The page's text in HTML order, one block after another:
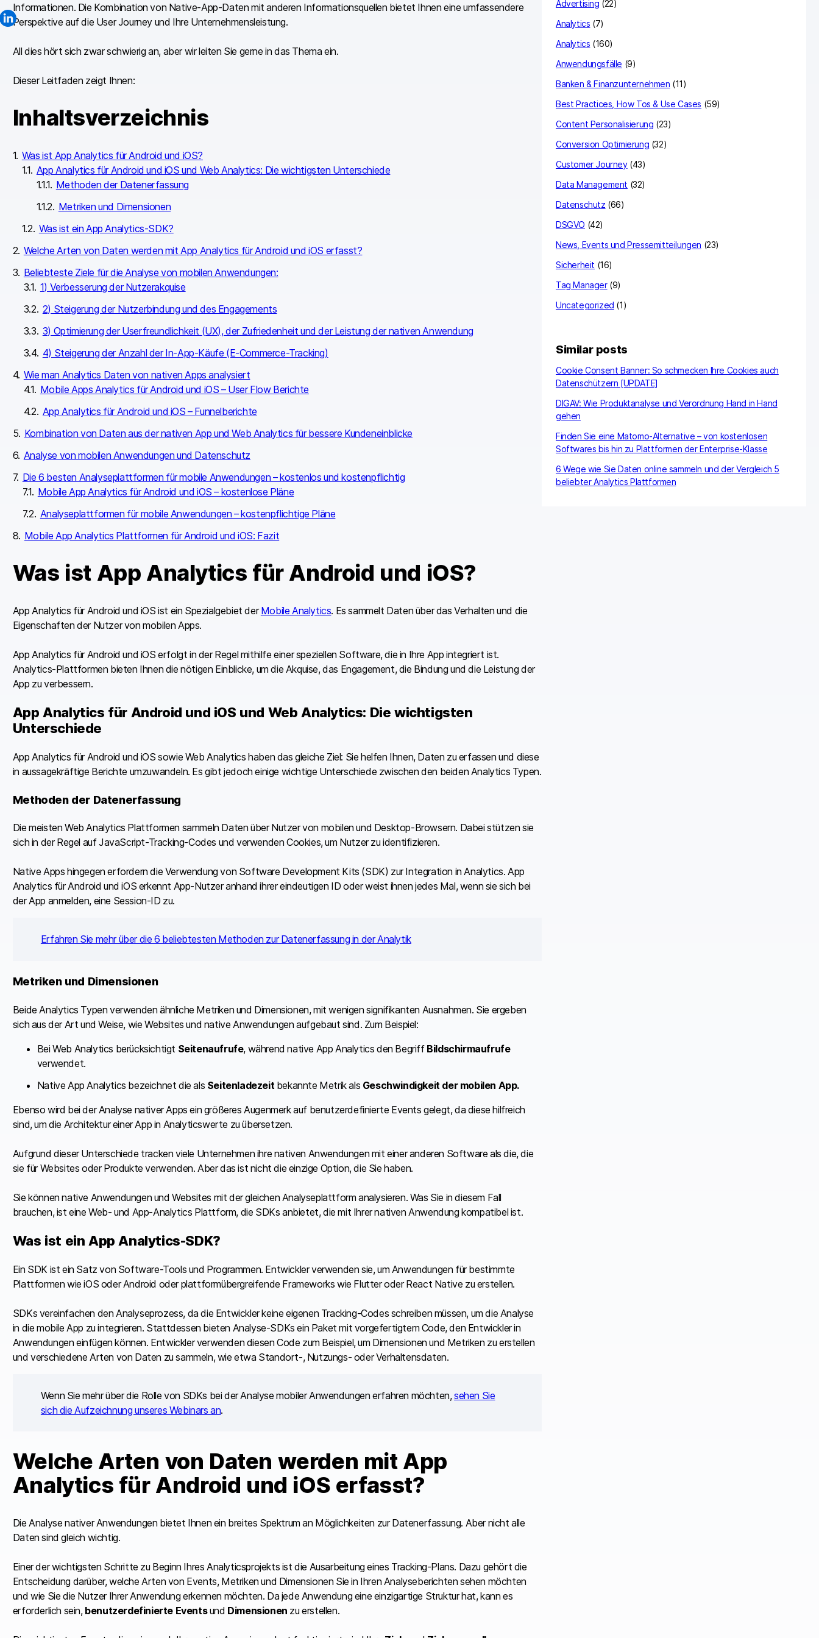
Informationen. Die Kombination von Native-App-Daten mit anderen Informationsquellen bietet Ihnen eine umfassendere
Perspektive auf die User Journey und Ihre Unternehmensleistung.
All dies hört sich zwar schwierig an, aber wir leiten Sie gerne in das Thema ein.
Dieser Leitfaden zeigt Ihnen:
Inhaltsverzeichnis
Was ist App Analytics für Android und iOS?
App Analytics für Android und iOS und Web Analytics: Die wichtigsten Unterschiede
Methoden der Datenerfassung
Metriken und Dimensionen
Was ist ein App Analytics-SDK?
Welche Arten von Daten werden mit App Analytics für Android und iOS erfasst?
Beliebteste Ziele für die Analyse von mobilen Anwendungen:
1) Verbesserung der Nutzerakquise
2) Steigerung der Nutzerbindung und des Engagements
3) Optimierung der Userfreundlichkeit (UX), der Zufriedenheit und der Leistung der nativen Anwendung
4) Steigerung der Anzahl der In-App-Käufe (E-Commerce-Tracking)
Wie man Analytics Daten von nativen Apps analysiert
Mobile Apps Analytics für Android und iOS – User Flow Berichte
App Analytics für Android und iOS – Funnelberichte
Kombination von Daten aus der nativen App und Web Analytics für bessere Kundeneinblicke
Analyse von mobilen Anwendungen und Datenschutz
Die 6 besten Analyseplattformen für mobile Anwendungen – kostenlos und kostenpflichtig
Mobile App Analytics für Android und iOS – kostenlose Pläne
Analyseplattformen für mobile Anwendungen – kostenpflichtige Pläne
Mobile App Analytics Plattformen für Android und iOS: Fazit
Was ist App Analytics für Android und iOS?
App Analytics für Android und iOS ist ein Spezialgebiet derMobile Analytics. Es sammelt Daten über das Verhalten und die
Eigenschaften der Nutzer von mobilen Apps.
App Analytics für Android und iOS erfolgt in der Regel mithilfe einer speziellen Software, die in Ihre App integriert ist.
Analytics-Plattformen bieten Ihnen die nötigen Einblicke, um die Akquise, das Engagement, die Bindung und die Leistung der
App zu verbessern.
App Analytics für Android und iOS und Web Analytics: Die wichtigsten
Unterschiede
App Analytics für Android und iOS sowie Web Analytics haben das gleiche Ziel: Sie helfen Ihnen, Daten zu erfassen und diese
in aussagekräftige Berichte umzuwandeln. Es gibt jedoch einige wichtige Unterschiede zwischen den beiden Analytics Typen.
Methoden der Datenerfassung
Die meisten Web Analytics Plattformen sammeln Daten über Nutzer von mobilen und Desktop-Browsern. Dabei stützen sie
sich in der Regel auf JavaScript-Tracking-Codes und verwenden Cookies, um Nutzer zu identifizieren.
Native Apps hingegen erfordern die Verwendung von Software Development Kits (SDK) zur Integration in Analytics. App
Analytics für Android und iOS erkennt App-Nutzer anhand ihrer eindeutigen ID oder weist ihnen jedes Mal, wenn sie sich bei
der App anmelden, eine Session-ID zu.
Erfahren Sie mehr über die 6 beliebtesten Methoden zur Datenerfassung in der Analytik
Metriken und Dimensionen
Beide Analytics Typen verwenden ähnliche Metriken und Dimensionen, mit wenigen signifikanten Ausnahmen. Sie ergeben
sich aus der Art und Weise, wie Websites und native Anwendungen aufgebaut sind. Zum Beispiel:
Bei Web Analytics berücksichtigt Seitenaufrufe, während native App Analytics den Begriff Bildschirmaufrufe
verwendet.
Native App Analytics bezeichnet die als Seitenladezeit bekannte Metrik als Geschwindigkeit der mobilen App.
Ebenso wird bei der Analyse nativer Apps ein größeres Augenmerk auf benutzerdefinierte Events gelegt, da diese hilfreich
sind, um die Architektur einer App in Analyticswerte zu übersetzen.
Aufgrund dieser Unterschiede tracken viele Unternehmen ihre nativen Anwendungen mit einer anderen Software als die, die
sie für Websites oder Produkte verwenden. Aber das ist nicht die einzige Option, die Sie haben.
Sie können native Anwendungen und Websites mit der gleichen Analyseplattform analysieren. Was Sie in diesem Fall
brauchen, ist eine Web- und App-Analytics Plattform, die SDKs anbietet, die mit Ihrer nativen Anwendung kompatibel ist.
Was ist ein App Analytics-SDK?
Ein SDK ist ein Satz von Software-Tools und Programmen. Entwickler verwenden sie, um Anwendungen für bestimmte
Plattformen wie iOS oder Android oder plattformübergreifende Frameworks wie Flutter oder React Native zu erstellen.
SDKs vereinfachen den Analyseprozess, da die Entwickler keine eigenen Tracking-Codes schreiben müssen, um die Analyse
in die mobile App zu integrieren. Stattdessen bieten Analyse-SDKs ein Paket mit vorgefertigtem Code, den Entwickler in
Anwendungen einfügen können. Entwickler verwenden diesen Code zum Beispiel, um Dimensionen und Metriken zu erstellen
und verschiedene Arten von Daten zu sammeln, wie etwa Standort-, Nutzungs- oder Verhaltensdaten.
Wenn Sie mehr über die Rolle von SDKs bei der Analyse mobiler Anwendungen erfahren möchten,sehen Sie
sich die Aufzeichnung unseres Webinars an.
Welche Arten von Daten werden mit App
Analytics für Android und iOS erfasst?
Die Analyse nativer Anwendungen bietet Ihnen ein breites Spektrum an Möglichkeiten zur Datenerfassung. Aber nicht alle
Daten sind gleich wichtig.
Einer der wichtigsten Schritte zu Beginn Ihres Analyticsprojekts ist die Ausarbeitung eines Tracking-Plans. Dazu gehört die
Entscheidung darüber, welche Arten von Events, Metriken und Dimensionen Sie in Ihren Analyseberichten sehen möchten
und wie Sie die Nutzer Ihrer Anwendung erkennen möchten. Da jede Anwendung eine einzigartige Struktur hat, kann es
erforderlich sein, benutzerdefinierte Eventsund Dimensionen zu erstellen.
Advertising (22)
Analytics (7)
Analytics (160)
Anwendungsfälle (9)
Banken & Finanzunternehmen (11)
Best Practices, How Tos & Use Cases (59)
Content Personalisierung (23)
Conversion Optimierung (32)
Customer Journey(43)
Data Management (32)
Datenschutz (66)
DSGVO (42)
News, Events und Pressemitteilungen (23)
Sicherheit (16)
Tag Manager(9)
Uncategorized (1)
Similar posts
Cookie Consent Banner: So schmecken Ihre Cookies auch
Datenschützern [UPDATE]
DIGAV: Wie Produktanalyse und Verordnung Hand in Hand
gehen
Finden Sie eine Matomo-Alternative – von kostenlosen
Softwares bis hin zu Plattformen der Enterprise-Klasse
6 Wege wie Sie Daten online sammeln und der Vergleich 5
beliebter Analytics Plattformen